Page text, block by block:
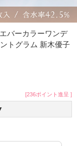
バーカラーワンデ
トグラム 新木優子
[236ポイント進呈 ]